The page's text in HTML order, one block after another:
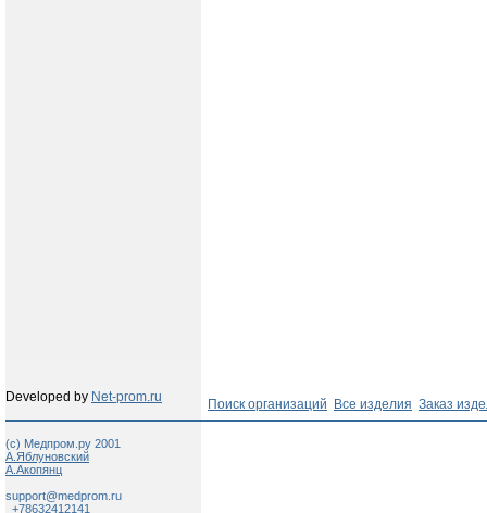
Developed by Net-prom.ru Поиск организаций Все изделия Заказ
(c) Медпром.ру 2001
А.Яблуновский
А.Акопянц
support@medprom.ru
+78632412141